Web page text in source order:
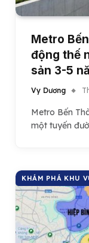
Metro
động thế
sản 3-5
Vy Dương
Metro Bến
một tuyến
KHÁM PHÁ KHU